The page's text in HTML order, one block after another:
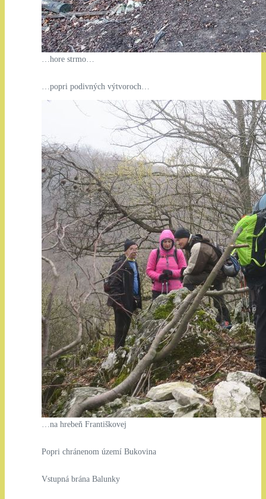
…hore strmo…
…popri podivných výtvoroch…
…na hrebeň Františkovej
Popri chránenom území Bukovina
Vstupná brána Balunky